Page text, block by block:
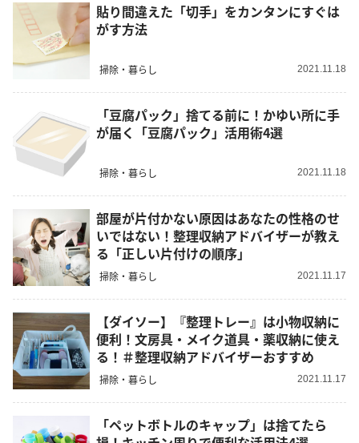
貼り間違えた「切手」をカンタンにすぐは
がす方法
掃除・暮らし 2021.11.18
「豆腐パック」捨てる前に！かゆい所に手
が届く「豆腐パック」活用術4選
掃除・暮らし 2021.11.18
部屋が片付かない原因はあなたの性格のせ
いではない！整理収納アドバイザーが教え
る「正しい片付けの順序」
掃除・暮らし 2021.11.17
【ダイソー】『整理トレー』は小物収納に
便利！文房具・メイク道具・薬収納に使え
る！＃整理収納アドバイザーおすすめ
掃除・暮らし 2021.11.17
「ペットボトルのキャップ」は捨てたら